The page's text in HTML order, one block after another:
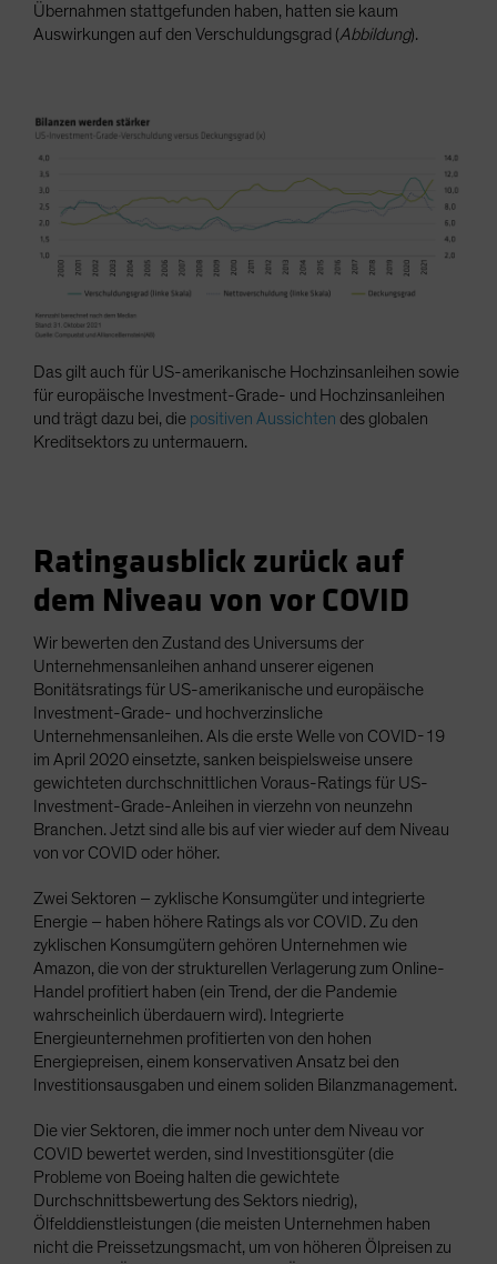
Übernahmen stattgefunden haben, hatten sie kaum
Auswirkungen auf den Verschuldungsgrad (Abbildung).
Das gilt auch für US-amerikanische Hochzinsanleihen sowie
für europäische Investment-Grade- und Hochzinsanleihen
und trägt dazu bei, die positiven Aussichten des globalen
Kreditsektors zu untermauern.
Ratingausblick zurück auf
dem Niveau von vor COVID
Wir bewerten den Zustand des Universums der
Unternehmensanleihen anhand unserer eigenen
Bonitätsratings für US-amerikanische und europäische
Investment-Grade- und hochverzinsliche
Unternehmensanleihen. Als die erste Welle von COVID-19
im April 2020 einsetzte, sanken beispielsweise unsere
gewichteten durchschnittlichen Voraus-Ratings für US-
Investment-Grade-Anleihen in vierzehn von neunzehn
Branchen. Jetzt sind alle bis auf vier wieder auf dem Niveau
von vor COVID oder höher.
Zwei Sektoren – zyklische Konsumgüter und integrierte
Energie – haben höhere Ratings als vor COVID. Zu den
zyklischen Konsumgütern gehören Unternehmen wie
Amazon, die von der strukturellen Verlagerung zum Online-
Handel profitiert haben (ein Trend, der die Pandemie
wahrscheinlich überdauern wird). Integrierte
Energieunternehmen profitierten von den hohen
Energiepreisen, einem konservativen Ansatz bei den
Investitionsausgaben und einem soliden Bilanzmanagement.
Die vier Sektoren, die immer noch unter dem Niveau vor
COVID bewertet werden, sind Investitionsgüter (die
Probleme von Boeing halten die gewichtete
Durchschnittsbewertung des Sektors niedrig),
Ölfelddienstleistungen (die meisten Unternehmen haben
nicht die Preissetzungsmacht, um von höheren Ölpreisen zu